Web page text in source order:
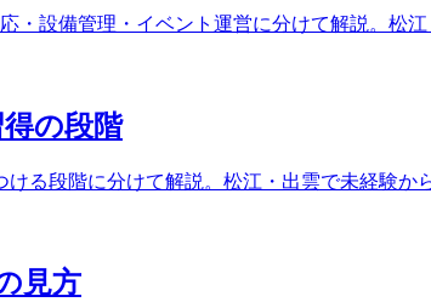
設備管理・イベント運営に分けて解説。松江
の段階
る段階に分けて解説。松江・出雲で未経験か
見方